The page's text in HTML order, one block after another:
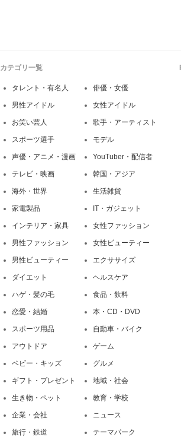
カテゴリ一覧
タレント・有名人 俳優・女優
男性アイドル 女性アイドル
お笑い芸人 歌手・アーティスト
スポーツ選手 モデル
声優・アニメ・漫画 YouTuber・配信者
テレビ・映画 韓国・アジア
海外・世界 生活雑貨
家電製品 IT・ガジェット
インテリア・家具 女性ファッション
男性ファッション 女性ビューティー
男性ビューティー エクササイズ
ダイエット ヘルスケア
ハゲ・髪の毛 食品・飲料
恋愛・結婚 本・CD・DVD
スポーツ用品 自動車・バイク
アウトドア ゲーム
ベビー・キッズ グルメ
ギフト・プレゼント 地域・社会
生き物・ペット 教育・学校
企業・会社 ニュース
旅行・鉄道 テーマパーク